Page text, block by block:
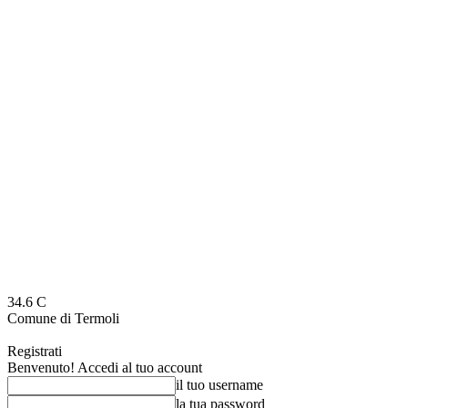
34.6 C
Comune di Termoli
Registrati
Benvenuto! Accedi al tuo account
il tuo username
la tua password